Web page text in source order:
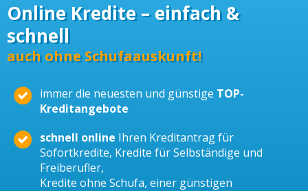
Online Kredite – einfach &
schnell
auch ohne Schufaauskunft!
immer die neuesten und günstige TOP-
Kreditangebote
schnell online Ihren Kreditantrag für
Sofortkredite, Kredite für Selbständige und
Freiberufler,
Kredite ohne Schufa, einer günstigen